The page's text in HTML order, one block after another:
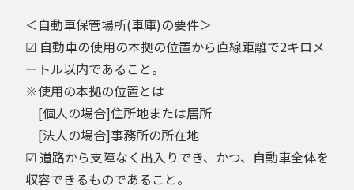
＜自動車保管場所(車庫)の要件＞
☑ 自動車の使用の本拠の位置から直線距離で2キロメ
ートル以内であること。
※使用の本拠の位置とは
[個人の場合]住所地または居所
[法人の場合]事務所の所在地
☑ 道路から支障なく出入りでき、かつ、自動車全体を
収容できるものであること。